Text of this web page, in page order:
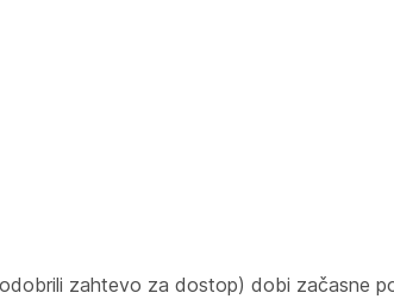
zahtevo za dostop) dobi začasne